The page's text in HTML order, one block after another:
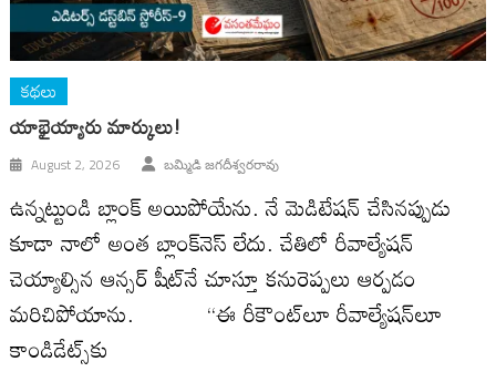
కథలు
యాభైయ్యారు మార్కులు!
August 2, 2026 బమ్మిడి జగదీశ్వరరావు
ఉన్నట్టుండి బ్లాంక్ అయిపోయేను. నే మెడిటేషన్ చేసినప్పుడు
కూడా నాలో అంత బ్లాంక్‌నెస్ లేదు. చేతిలో రీవాల్యేషన్
చెయ్యాల్సిన ఆన్సర్ షీట్‌నే చూస్తూ కనురెప్పలు ఆర్పడం
మరిచిపోయాను. “ఈ రీకౌంట్‌లూ రీవాల్యేషన్‌లూ
కాండిడేట్స్‌కు